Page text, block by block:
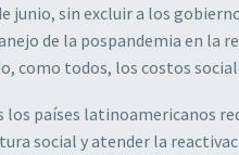
junio, sin excluir a los
de la pospandemia en la
como todos, los costos
los países latinoamericanos
social y atender la